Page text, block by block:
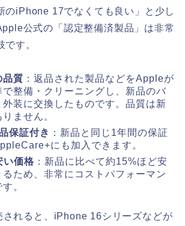
のiPhone 17でなくても良い」と少し
公式の「認定整備済製品」は非常
す。
品質 ：返品された製品などをAppleが
で整備・クリーニングし、新品のバ
外装に交換したものです。品質は新
ません。
保証付き ：新品と同じ1年間の保証
にも加入できます。
い価格 ：新品に比べて約15%ほど安
るため、非常にコストパフォーマン
。
れると、iPhone 16シリーズなどが